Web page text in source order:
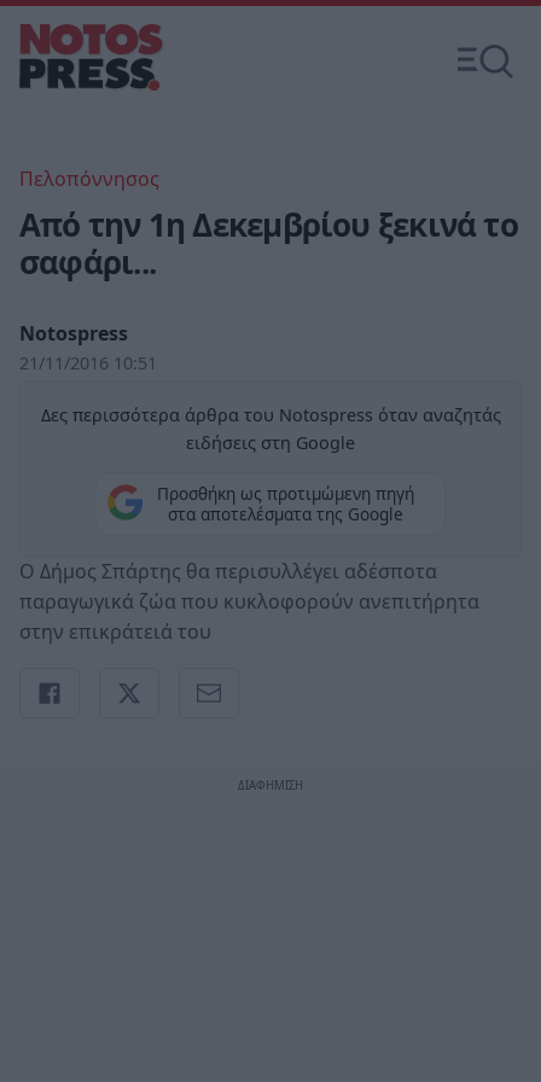
Πελοπόννησος
Από την 1η Δεκεμβρίου ξεκινά το
σαφάρι...
Notospress
21/11/2016 10:51
Δες περισσότερα άρθρα του Notospress όταν αναζητάς
ειδήσεις στη Google
Προσθήκη ως προτιμώμενη πηγή
στα αποτελέσματα της Google
Ο Δήμος Σπάρτης θα περισυλλέγει αδέσποτα
παραγωγικά ζώα που κυκλοφορούν ανεπιτήρητα
στην επικράτειά του